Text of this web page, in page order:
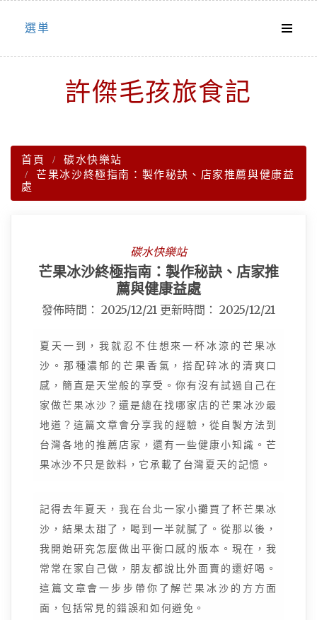
Skip
選単
許傑毛孩旅食記
首頁
碳水快樂站
芒果冰沙終極指南：製作秘訣、店家推薦與健康益
處
碳水快樂站
芒果冰沙終極指南：製作秘訣、店家推
薦與健康益處
發佈時間： 2025/12/21 更新時間： 2025/12/21
夏天一到，我就忍不住想來一杯冰涼的芒果冰
沙。那種濃郁的芒果香氣，搭配碎冰的清爽口
感，簡直是天堂般的享受。你有沒有試過自己在
家做芒果冰沙？還是總在找哪家店的芒果冰沙最
地道？這篇文章會分享我的經驗，從自製方法到
台灣各地的推薦店家，還有一些健康小知識。芒
果冰沙不只是飲料，它承載了台灣夏天的記憶。
記得去年夏天，我在台北一家小攤買了杯芒果冰
沙，結果太甜了，喝到一半就膩了。從那以後，
我開始研究怎麼做出平衡口感的版本。現在，我
常常在家自己做，朋友都說比外面賣的還好喝。
這篇文章會一步步帶你了解芒果冰沙的方方面
面，包括常見的錯誤和如何避免。